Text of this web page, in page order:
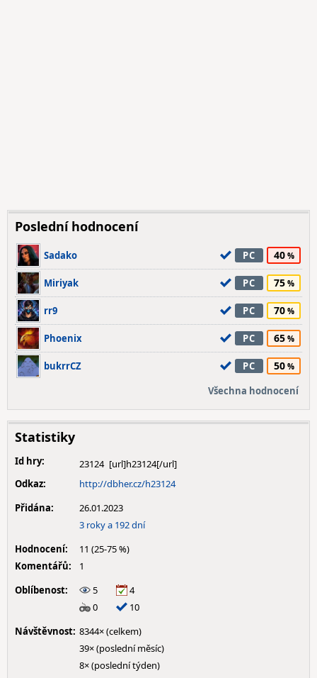
Poslední hodnocení
Sadako PC 40
Miriyak PC 75
rr9 PC 70
Phoenix PC 65
bukrrCZ PC 50
Všechna hodnocení
Statistiky
Id hry:
23124
Odkaz:
http://dbher.cz/h23124
Přidána:
26.01.2023
3 roky a 192 dní
Hodnocení:
11 (25-75 %)
Komentářů:
1
Oblíbenost:
5
4
0
10
Návštěvnost: 8344× (celkem)
39× (poslední měsíc)
8× (poslední týden)